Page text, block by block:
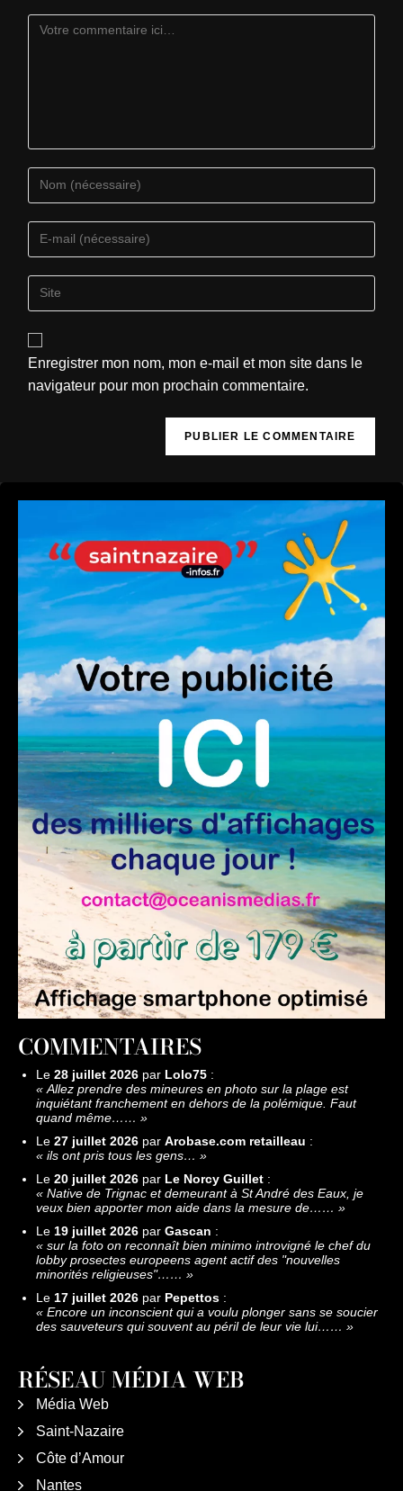
Enregistrer mon nom, mon e-mail et mon site dans le
navigateur pour mon prochain commentaire.
COMMENTAIRES
Le 28 juillet 2026 par Lolo75 :
« Allez prendre des mineures en photo sur la plage est
inquiétant franchement en dehors de la polémique. Faut
quand même…… »
Le 27 juillet 2026 par Arobase.com retailleau :
« ils ont pris tous les gens… »
Le 20 juillet 2026 par Le Norcy Guillet :
« Native de Trignac et demeurant à St André des Eaux, je
veux bien apporter mon aide dans la mesure de…… »
Le 19 juillet 2026 par Gascan :
« sur la foto on reconnaît bien minimo introvigné le chef du
lobby prosectes europeens agent actif des "nouvelles
minorités religieuses"…… »
Le 17 juillet 2026 par Pepettos :
« Encore un inconscient qui a voulu plonger sans se soucier
des sauveteurs qui souvent au péril de leur vie lui…… »
RÉSEAU MÉDIA WEB
Média Web
Saint-Nazaire
Côte d’Amour
Nantes